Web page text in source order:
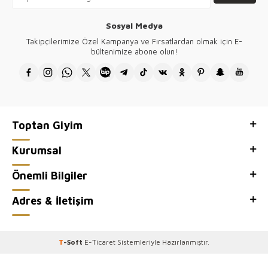
yapmaz.
Official'ı ziyaretiniz için teşekkür ederiz.
Sosyal Medya
Takipçilerimize Özel Kampanya ve Fırsatlardan olmak için E-
bültenimize abone olun!
Toptan Giyim
Kurumsal
Önemli Bilgiler
Adres & İletişim
T-Soft E-Ticaret Sistemleriyle Hazırlanmıştır.